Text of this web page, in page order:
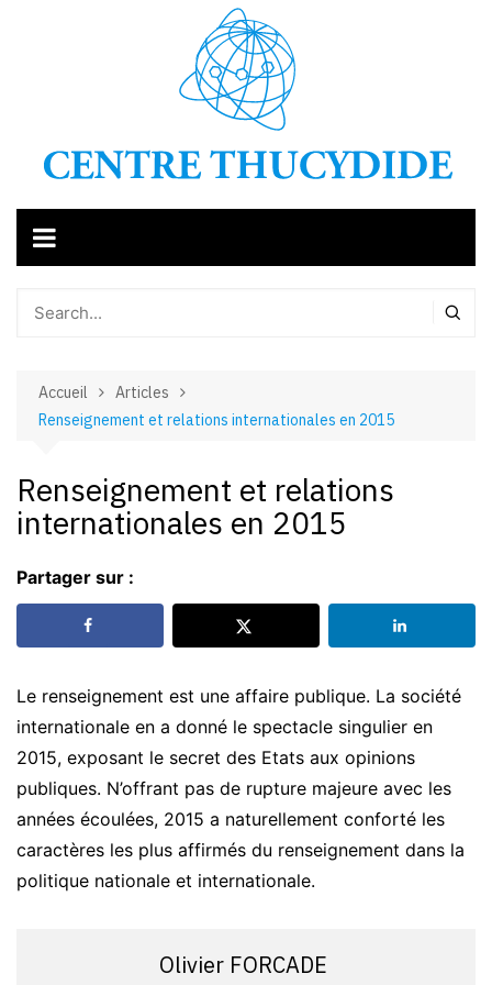
Accueil
Articles
Renseignement et relations internationales en 2015
Renseignement et relations
internationales en 2015
Partager sur :
Le renseignement est une affaire publique. La société
internationale en a donné le spectacle singulier en
2015, exposant le secret des Etats aux opinions
publiques. N’offrant pas de rupture majeure avec les
années écoulées, 2015 a naturellement conforté les
caractères les plus affirmés du renseignement dans la
politique nationale et internationale.
Olivier FORCADE